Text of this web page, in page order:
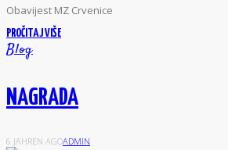
Obavijest MZ Crvenice
PROČITAJ VIŠE
Blog
NAGRADA
6 JAHREN AGOADMIN